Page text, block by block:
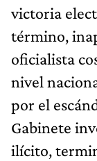
victoria
término,
oficialista
nivel
por el
Gabinete
ilícito,